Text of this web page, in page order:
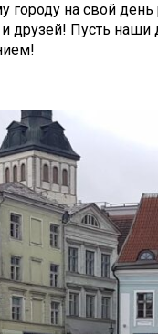
городу на свой
друзей! Пусть